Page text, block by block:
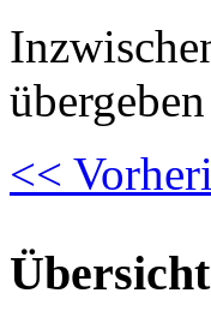
<<
Übersicht